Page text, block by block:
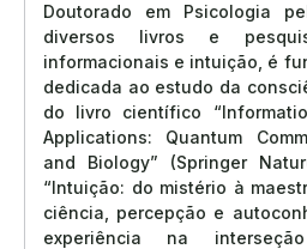
Doutorado em Psicologia
diversos livros e
informacionais e intuição, é
dedicada ao estudo da
do livro científico
Applications: Quantum
and Biology” (Springer
“Intuição: do mistério à
ciência, percepção e
experiência na